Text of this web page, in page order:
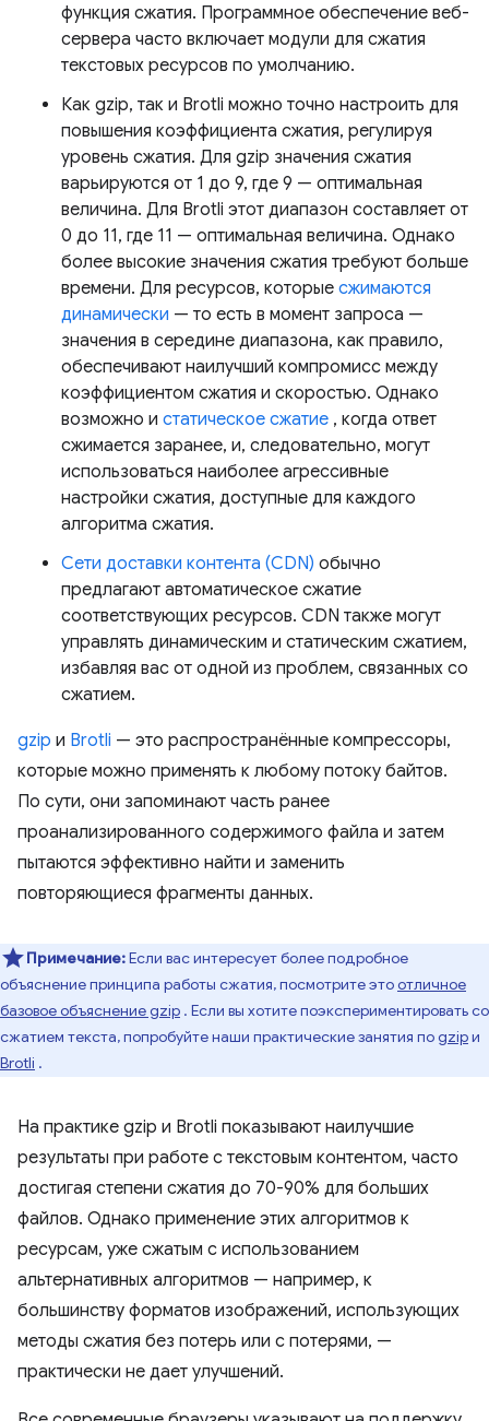
функция сжатия. Программное обеспечение веб-
сервера часто включает модули для сжатия
текстовых ресурсов по умолчанию.
Как gzip, так и Brotli можно точно настроить для
повышения коэффициента сжатия, регулируя
уровень сжатия. Для gzip значения сжатия
варьируются от 1 до 9, где 9 — оптимальная
величина. Для Brotli этот диапазон составляет от
0 до 11, где 11 — оптимальная величина. Однако
более высокие значения сжатия требуют больше
времени. Для ресурсов, которые сжимаются
динамически — то есть в момент запроса —
значения в середине диапазона, как правило,
обеспечивают наилучший компромисс между
коэффициентом сжатия и скоростью. Однако
возможно и статическое сжатие , когда ответ
сжимается заранее, и, следовательно, могут
использоваться наиболее агрессивные
настройки сжатия, доступные для каждого
алгоритма сжатия.
Сети доставки контента (CDN) обычно
предлагают автоматическое сжатие
соответствующих ресурсов. CDN также могут
управлять динамическим и статическим сжатием,
избавляя вас от одной из проблем, связанных со
сжатием.
gzip и Brotli — это распространённые компрессоры,
которые можно применять к любому потоку байтов.
По сути, они запоминают часть ранее
проанализированного содержимого файла и затем
пытаются эффективно найти и заменить
повторяющиеся фрагменты данных.
Примечание:Если вас интересует более подробное
объяснение принципа работы сжатия, посмотрите этоотличное
базовое объяснение gzip . Если вы хотите поэкспериментировать со
сжатием текста, попробуйте наши практические занятия поgzipи
Brotli .
На практике gzip и Brotli показывают наилучшие
результаты при работе с текстовым контентом, часто
достигая степени сжатия до 70-90% для больших
файлов. Однако применение этих алгоритмов к
ресурсам, уже сжатым с использованием
альтернативных алгоритмов — например, к
большинству форматов изображений, использующих
методы сжатия без потерь или с потерями, —
практически не дает улучшений.